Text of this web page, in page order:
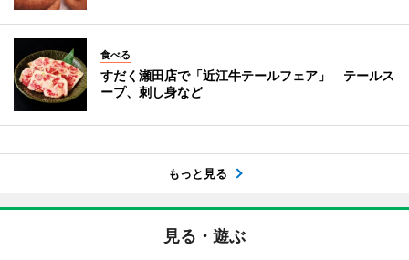
食べる
すだく瀬田店で「近江牛テールフェア」 テールス
ープ、刺し身など
もっと見る
見る・遊ぶ